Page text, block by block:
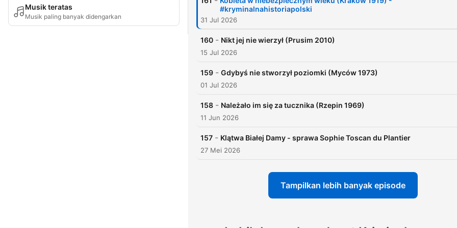
Musik teratas
Musik paling banyak didengarkan
https://anchor.fm/
#kryminalnahistoriapolski
31 Jul 2026
160 - Nikt jej nie wierzył (Prusim 2010)
15 Jul 2026
159 - Gdybyś nie stworzył poziomki (Myców 1973)
01 Jul 2026
158 - Należało im się za tucznika (Rzepin 1969)
11 Jun 2026
157 - Klątwa Białej Damy - sprawa Sophie Toscan du Plantier
27 Mei 2026
Tampilkan lebih banyak episode